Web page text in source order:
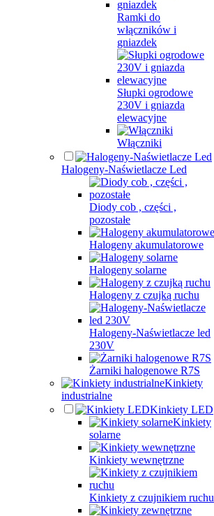
Ramki do
włączników i
gniazdek
Słupki ogrodowe
230V i gniazda
elewacyjne
Włączniki
Halogeny-Naświetlacze Led
Diody cob , części ,
pozostałe
Halogeny akumulatorowe
Halogeny solarne
Halogeny z czujką ruchu
Halogeny-Naświetlacze led
230V
Żarniki halogenowe R7S
Kinkiety
industrialne
Kinkiety LED
Kinkiety
solarne
Kinkiety wewnętrzne
Kinkiety z czujnikiem ruchu